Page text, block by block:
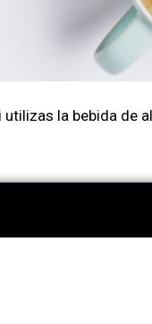
la bebida de